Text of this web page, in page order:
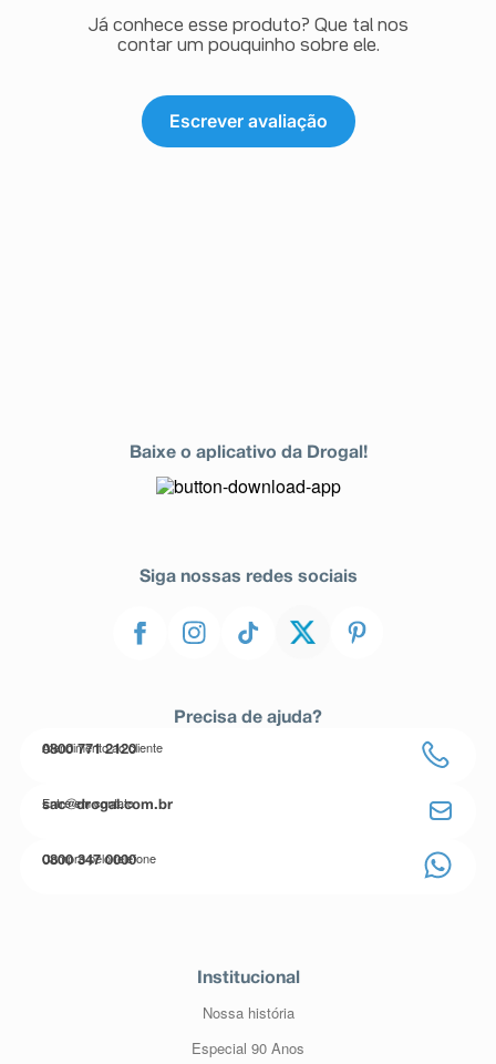
Já conhece esse produto? Que tal nos
contar um pouquinho sobre ele.
Escrever avaliação
Baixe o aplicativo da Drogal!
Siga nossas redes sociais
Precisa de ajuda?
Atendimento ao cliente
0800 771 2120
Entre em contato
sac@drogal.com.br
Compre pelo telefone
0800 347 0000
Institucional
Nossa história
Especial 90 Anos